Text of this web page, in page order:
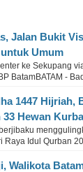
Jalan Bukit
Umum
ke Sekupang
BatamBATAM -
1447 Hijriah,
33 Hewan
Idul Qurban
Walikota